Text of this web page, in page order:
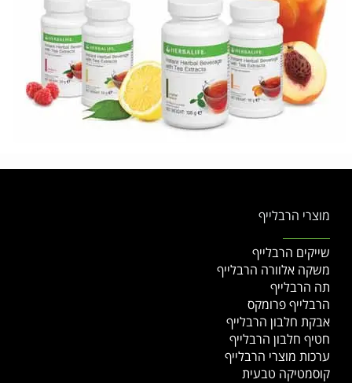
מוצרי הרבלייף
שייקים הרבלייף
משקה אלוורה הרבלייף
תה הרבלייף
הרבלייף פרומקס
אבקת חלבון הרבלייף
חטיף חלבון הרבלייף
ערכות מוצרי הרבלייף
קוסמטיקה טבעית